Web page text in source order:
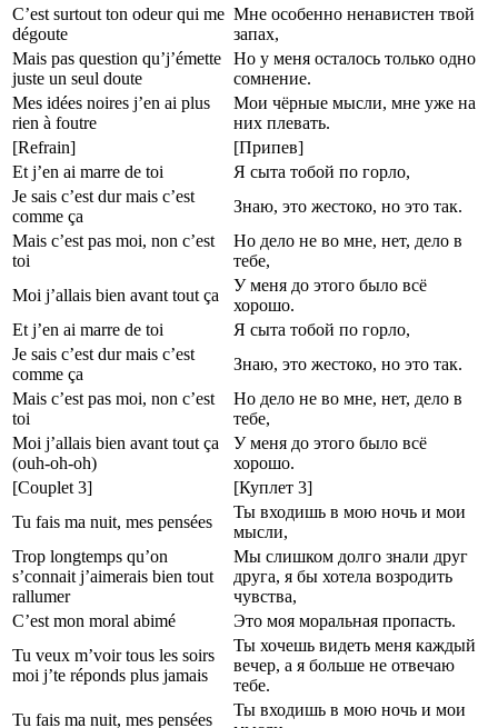
C’est surtout ton odeur qui me
dégoute
Мне особенно ненавистен твой
запах,
Mais pas question qu’j’émette
juste un seul doute
Но у меня осталось только одно
сомнение.
Mes idées noires j’en ai plus
rien à foutre
Мои чёрные мысли, мне уже на
них плевать.
[Refrain]
[Припев]
Et j’en ai marre de toi
Я сыта тобой по горло,
Je sais c’est dur mais c’est
comme ça
Знаю, это жестоко, но это так.
Mais c’est pas moi, non c’est
toi
Но дело не во мне, нет, дело в
тебе,
Moi j’allais bien avant tout ça
У меня до этого было всё
хорошо.
Et j’en ai marre de toi
Я сыта тобой по горло,
Je sais c’est dur mais c’est
comme ça
Знаю, это жестоко, но это так.
Mais c’est pas moi, non c’est
toi
Но дело не во мне, нет, дело в
тебе,
Moi j’allais bien avant tout ça
(ouh-oh-oh)
У меня до этого было всё
хорошо.
[Couplet 3]
[Куплет 3]
Tu fais ma nuit, mes pensées
Ты входишь в мою ночь и мои
мысли,
Trop longtemps qu’on
s’connait j’aimerais bien tout
rallumer
Мы слишком долго знали друг
друга, я бы хотела возродить
чувства,
C’est mon moral abimé
Это моя моральная пропасть.
Tu veux m’voir tous les soirs
moi j’te réponds plus jamais
Ты хочешь видеть меня каждый
вечер, а я больше не отвечаю
тебе.
Tu fais ma nuit, mes pensées
Ты входишь в мою ночь и мои